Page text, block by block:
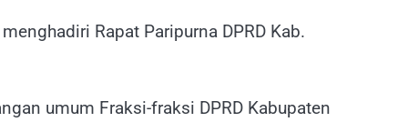
Rapat Paripurna DPRD Kab.
umum Fraksi-fraksi DPRD Kabupaten